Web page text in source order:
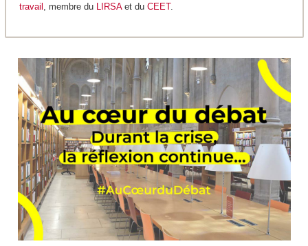
travail
, membre du LIRSA et du CEET.